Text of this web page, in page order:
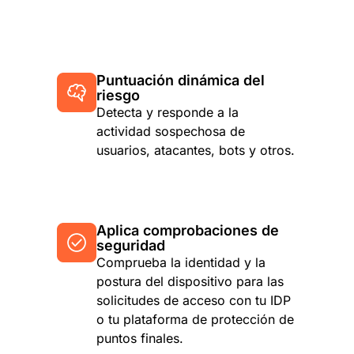
Puntuación dinámica del
riesgo
Detecta y responde a la
actividad sospechosa de
usuarios, atacantes, bots y otros.
Aplica comprobaciones de
seguridad
Comprueba la identidad y la
postura del dispositivo para las
solicitudes de acceso con tu IDP
o tu plataforma de protección de
puntos finales.